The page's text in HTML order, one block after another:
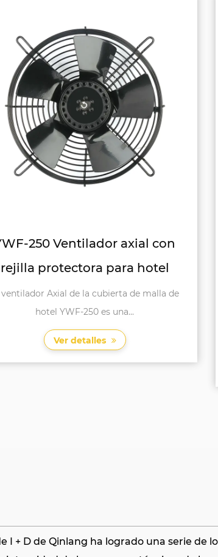
300-2 Ventilador axial con
rejilla protectora para
evaporador
En el ámbito de los sistemas de HVAC y de
refrigeración, la operaci...
Ver detalles
I + D de Qinlang ha logrado una serie de